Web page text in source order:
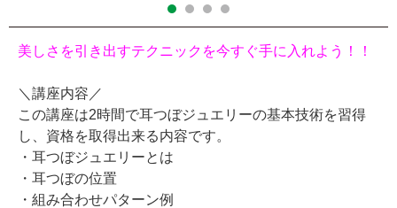
美しさを引き出すテクニックを今すぐ手に入れよう！！
＼講座内容／
この講座は2時間で耳つぼジュエリーの基本技術を習得
し、資格を取得出来る内容です。
・耳つぼジュエリーとは
・耳つぼの位置
・組み合わせパターン例